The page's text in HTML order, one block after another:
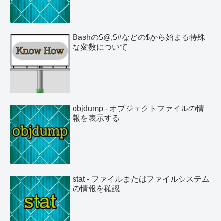
Bashの$@,$#などの$から始まる特殊
な変数について
objdump - オブジェクトファイルの情
報を表示する
stat - ファイルまたはファイルシステム
の情報を確認